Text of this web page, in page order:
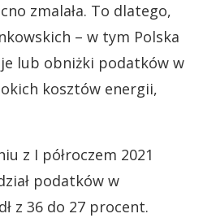
zmalała. To dlatego,
– w tym Polska
lub obniżki podatków w
kosztów energii,
z I półroczem 2021
podatków w
z 36 do 27 procent.